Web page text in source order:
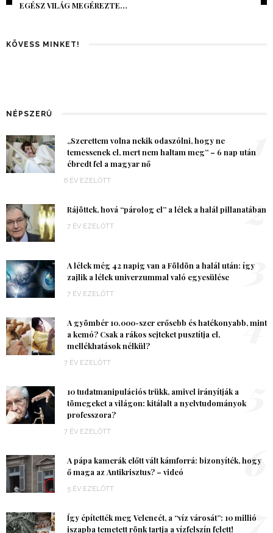
EGÉSZ VILÁG MEGÉREZTE…
KÖVESS MINKET!
NÉPSZERŰ
„Szerettem volna nekik odaszólni, hogy ne
temessenek el, mert nem haltam meg” – 6 nap után
ébredt fel a magyar nő
6 ÉV EZELŐTT
1
Rájöttek, hová “párolog el” a lélek a halál pillanatában
7 ÉV EZELŐTT 2
A lélek még 42 napig van a Földön a halál után: így
zajlik a lélek univerzummal való egyesülése
7 ÉV EZELŐTT
3
A gyömbér 10.000-szer erősebb és hatékonyabb, mint
a kemó? Csak a rákos sejteket pusztítja el,
mellékhatások nélkül?
7 ÉV EZELŐTT
4
10 tudatmanipulációs trükk, amivel irányítják a
tömegeket a világon: kitálalt a nyelvtudományok
professzora?
7 ÉV EZELŐTT
A pápa kamerák előtt vált kámforrá: bizonyíték, hogy
ő maga az Antikrisztus? – videó
5 ÉV EZELŐTT
6
Így építették meg Velencét, a “víz városát”: 10 millió
iszapba temetett rönk tartja a vízfelszín felett!
7